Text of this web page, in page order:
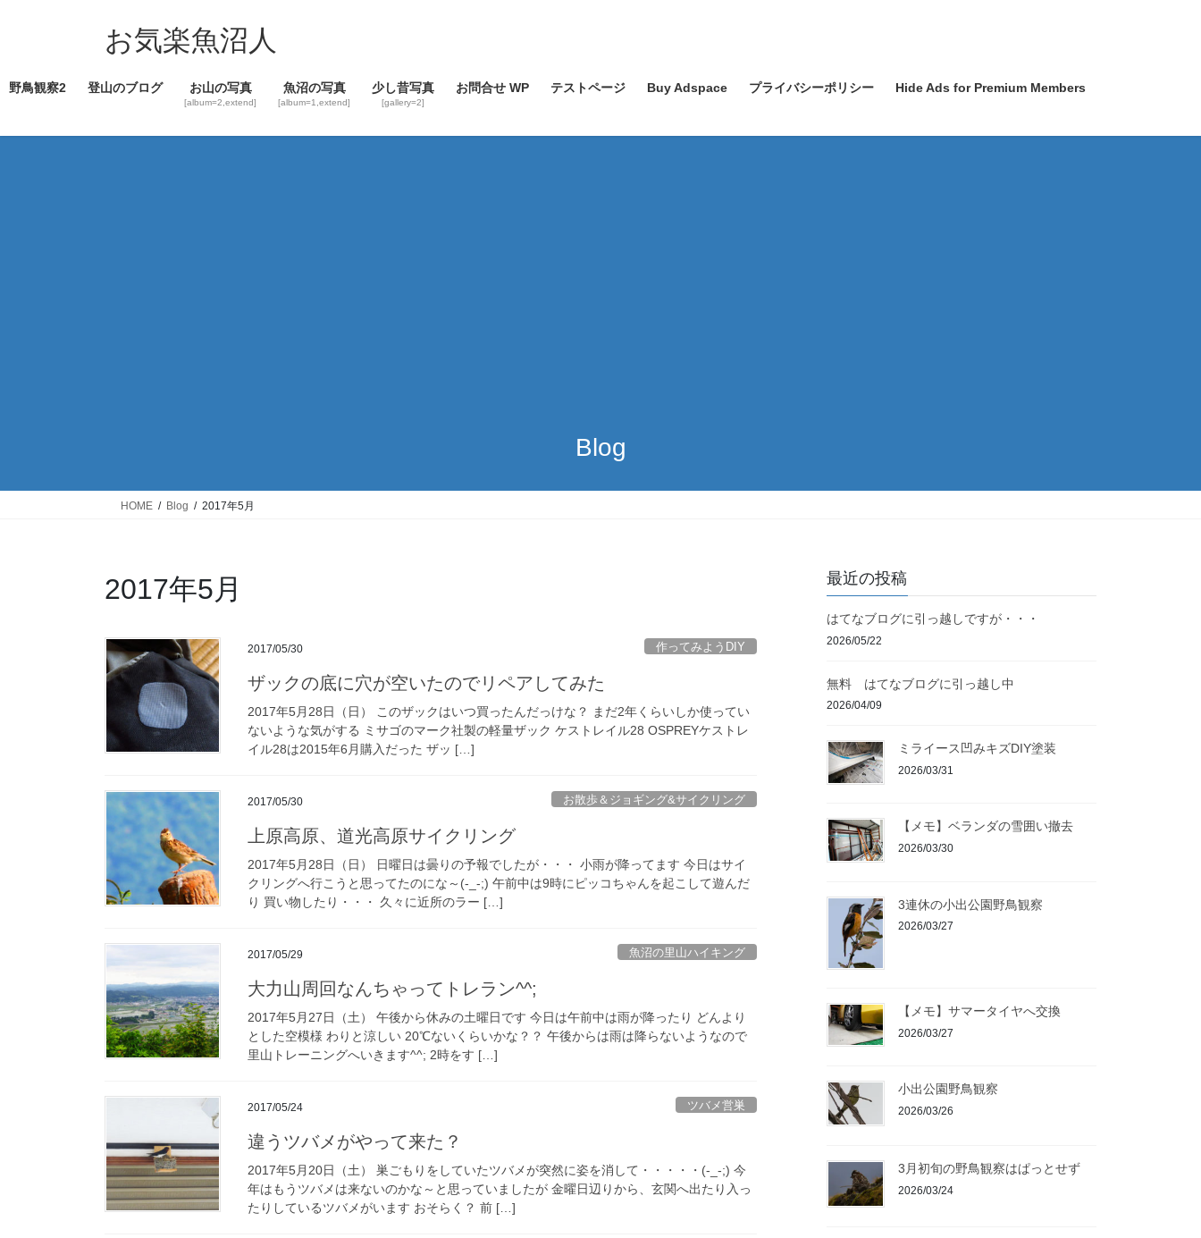
ツ
ス
シ
ン
お気楽魚沼人
野鳥観察2 登山のブログ お山の写真
[album=2,extend]
魚沼の写真
[album=1,extend]
少し昔写真
[gallery=2]
お問合せ WP テストページ Buy Adspace プライバシーポリシー Hide Ads for Premium Members
Blog
HOME Blog 2017年5月
2017年5月
2017/05/30 作ってみようDIY
ザックの底に穴が空いたのでリペアしてみた
2017年5月28日（日） このザックはいつ買ったんだっけな？ まだ2年くらいしか使ってい
ないような気がする ミサゴのマーク社製の軽量ザック ケストレイル28 OSPREYケストレ
イル28は2015年6月購入だった ザッ […]
2017/05/30 お散歩＆ジョギング&サイクリング
上原高原、道光高原サイクリング
2017年5月28日（日） 日曜日は曇りの予報でしたが・・・ 小雨が降ってます 今日はサイ
クリングへ行こうと思ってたのにな～(-_-;) 午前中は9時にピッコちゃんを起こして遊んだ
り 買い物したり・・・ 久々に近所のラー […]
2017/05/29 魚沼の里山ハイキング
大力山周回なんちゃってトレラン^^;
2017年5月27日（土） 午後から休みの土曜日です 今日は午前中は雨が降ったり どんより
とした空模様 わりと涼しい 20℃ないくらいかな？？ 午後からは雨は降らないようなので
里山トレーニングへいきます^^; 2時をす […]
2017/05/24 ツバメ営巣
違うツバメがやって来た？
2017年5月20日（土） 巣ごもりをしていたツバメが突然に姿を消して・・・・・(-_-;) 今
年はもうツバメは来ないのかな～と思っていましたが 金曜日辺りから、玄関へ出たり入っ
たりしているツバメがいます おそらく？ 前 […]
最近の投稿
はてなブログに引っ越しですが・・・
2026/05/22
無料 はてなブログに引っ越し中
2026/04/09
ミライース凹みキズDIY塗装
2026/03/31
【メモ】ベランダの雪囲い撤去
2026/03/30
3連休の小出公園野鳥観察
2026/03/27
【メモ】サマータイヤへ交換
2026/03/27
小出公園野鳥観察
2026/03/26
3月初旬の野鳥観察はぱっとせず
2026/03/24